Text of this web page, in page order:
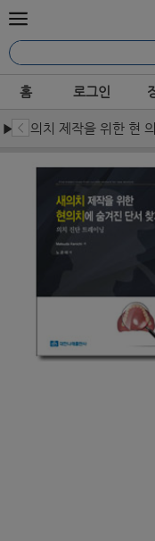
홈 로그인
▶새 의치 제작을 위한 현